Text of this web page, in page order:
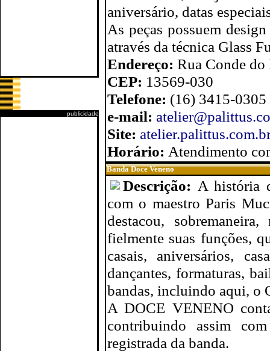
publicidade
aniversário, datas
As peças possuem
através da técnica Glass
Endereço: Rua Conde
CEP: 13569-030
Telefone: (16) 3415-0305
e-mail:
Site:
Horário: Atendimento
Banda Doce Veneno
Descrição: A história
com o maestro Paris
destacou,
fielmente suas funções,
casais, aniversários,
dançantes, formaturas,
bandas, incluindo aqui, o
A DOCE VENENO
contribuindo assim
registrada da banda.